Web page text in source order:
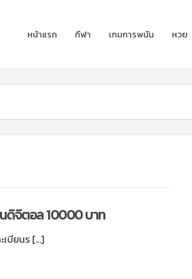
หน้าแรก กีฬา เกมการพนัน หวย
ดิจิตอล 10000 บาท
เบียนร […]